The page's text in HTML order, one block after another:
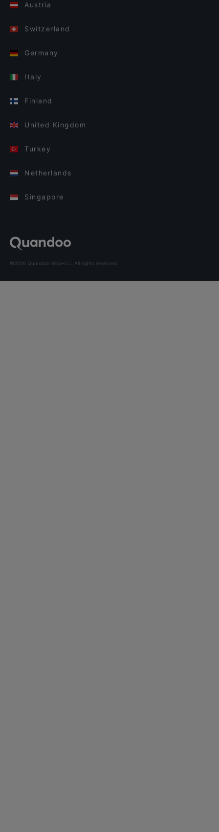
Austria
Switzerland
Germany
Italy
Finland
United Kingdom
Turkey
Netherlands
Singapore
©2026 Quandoo GmbH i.L. All rights reserved